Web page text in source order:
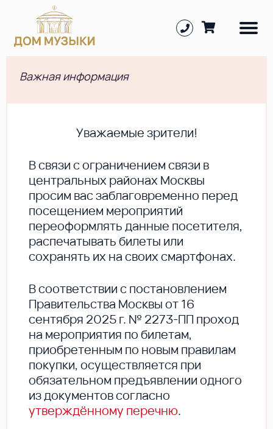
Важная информация
Уважаемые зрители!
В cвязи с ограничением связи в
центральных районах Москвы
просим вас заблаговременно перед
посещением мероприятий
переоформлять данные посетителя,
распечатывать билеты или
сохранять их на своих смартфонах.
В соответствии с постановлением
Правительства Москвы от 16
сентября 2025 г. № 2273-ПП проход
на мероприятия по билетам,
приобретенным по новым правилам
покупки, осуществляется при
обязательном предъявлении одного
из документов согласно
утверждённому перечню.